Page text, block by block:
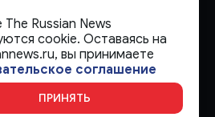
(18+) зарегистрировано в
в сфере связи,
и массовых коммуникаций
The Russian News
cookie. Оставаясь на
вы принимаете
соглашение
ПРИНЯТЬ